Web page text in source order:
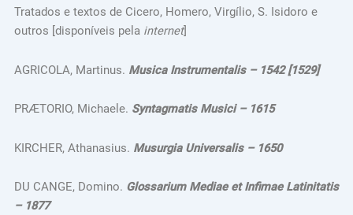
Tratados e textos de Cicero, Homero, Virgílio, S. Isidoro e
outros [disponíveis pela internet]
AGRICOLA, Martinus. Musica Instrumentalis – 1542 [1529]
PRӔTORIO, Michaele. Syntagmatis Musici – 1615
KIRCHER, Athanasius. Musurgia Universalis – 1650
DU CANGE, Domino. Glossarium Mediae et Infimae Latinitatis
– 1877